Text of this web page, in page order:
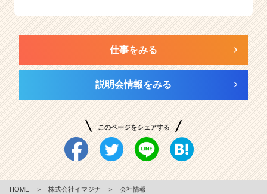
仕事をみる
説明会情報をみる
このページをシェアする
HOME ＞ 株式会社イマジナ ＞ 会社情報